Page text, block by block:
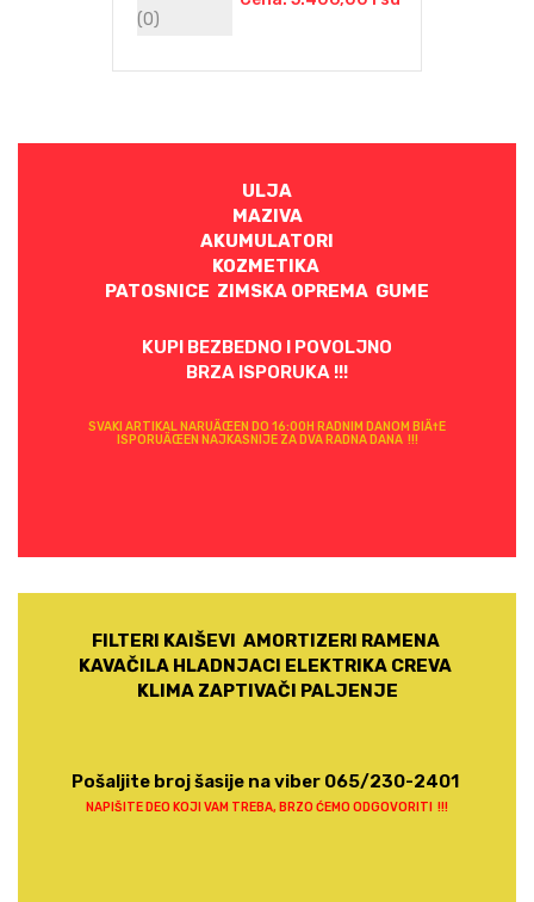
ULJA
MAZIVA
AKUMULATORI
KOZMETIKA
PATOSNICE ZIMSKA OPREMA GUME
KUPI BEZBEDNO I POVOLJNO
BRZA ISPORUKA !!!
SVAKI ARTIKAL NARUÄŒEN DO 16:00H RADNIM DANOM BIÄ†E
ISPORUÄŒEN NAJKASNIJE ZA DVA RADNA DANA !!!
FILTERI KAIŠEVI AMORTIZERI RAMENA
KAVAČILA HLADNJACI ELEKTRIKA CREVA
KLIMA ZAPTIVAČI PALJENJE
Pošaljite broj šasije na viber 065/230-2401
NAPIŠITE DEO KOJI VAM TREBA, BRZO ĆEMO ODGOVORITI !!!